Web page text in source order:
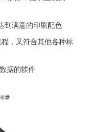
到满意的印刷配色
，又符合其他各种标
据的软件